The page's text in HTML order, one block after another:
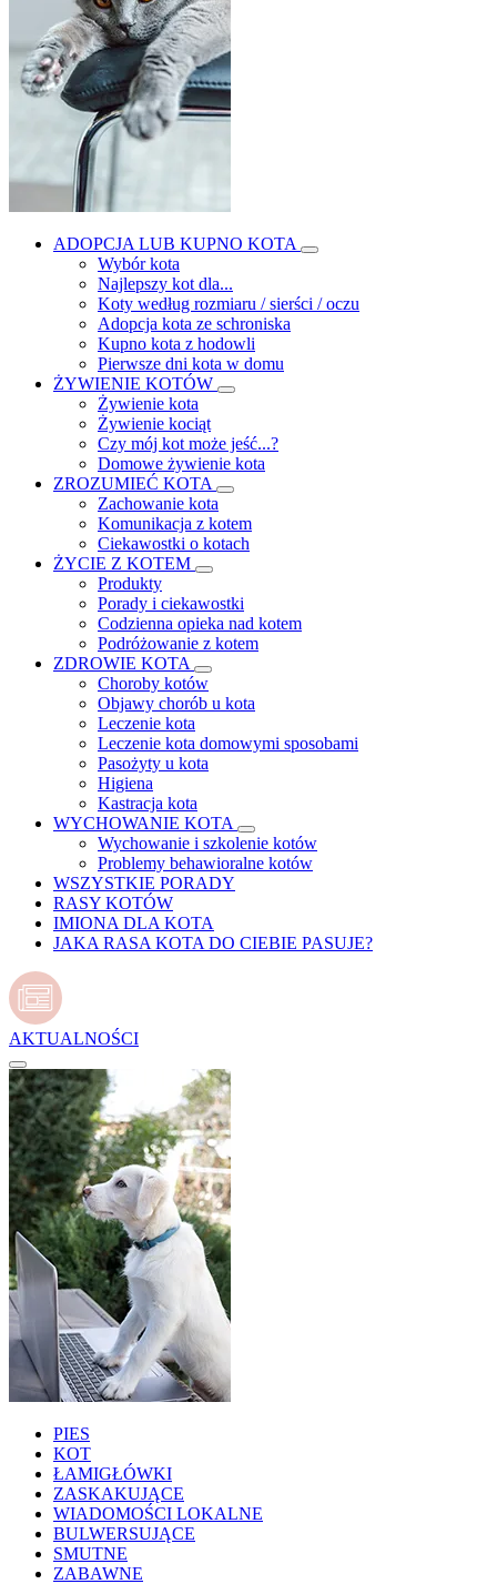
ADOPCJA LUB KUPNO KOTA
Wybór kota
Najlepszy kot dla...
Koty według rozmiaru / sierści / oczu
Adopcja kota ze schroniska
Kupno kota z hodowli
Pierwsze dni kota w domu
ŻYWIENIE KOTÓW
Żywienie kota
Żywienie kociąt
Czy mój kot może jeść...?
Domowe żywienie kota
ZROZUMIEĆ KOTA
Zachowanie kota
Komunikacja z kotem
Ciekawostki o kotach
ŻYCIE Z KOTEM
Produkty
Porady i ciekawostki
Codzienna opieka nad kotem
Podróżowanie z kotem
ZDROWIE KOTA
Choroby kotów
Objawy chorób u kota
Leczenie kota
Leczenie kota domowymi sposobami
Pasożyty u kota
Higiena
Kastracja kota
WYCHOWANIE KOTA
Wychowanie i szkolenie kotów
Problemy behawioralne kotów
WSZYSTKIE PORADY
RASY KOTÓW
IMIONA DLA KOTA
JAKA RASA KOTA DO CIEBIE PASUJE?
AKTUALNOŚCI
PIES
KOT
ŁAMIGŁÓWKI
ZASKAKUJĄCE
WIADOMOŚCI LOKALNE
BULWERSUJĄCE
SMUTNE
ZABAWNE